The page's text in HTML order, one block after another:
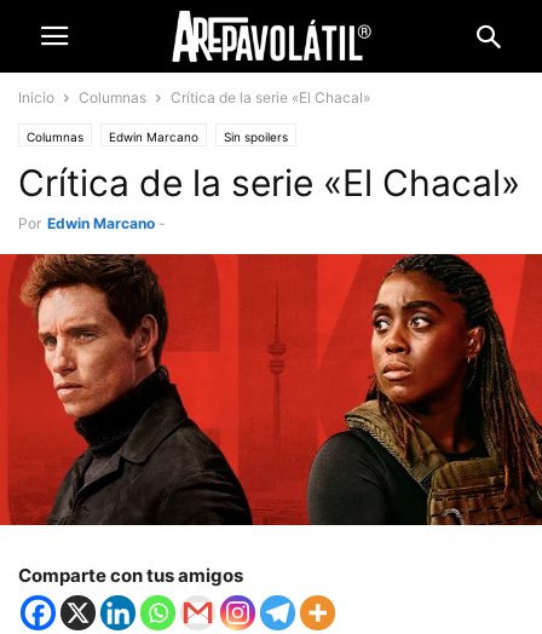
Inicio Columnas Crítica de la serie «El Chacal»
Columnas Edwin Marcano Sin spoilers
Crítica de la serie «El Chacal»
Por Edwin Marcano -
Comparte con tus amigos